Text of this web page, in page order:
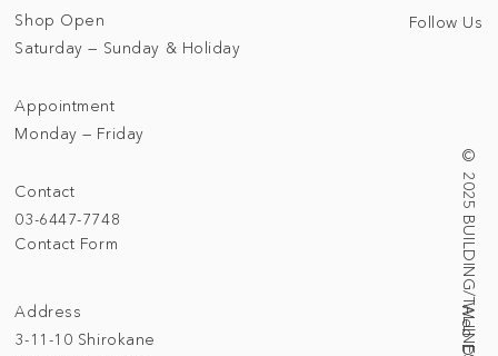
Address
3-11-10 Shirokane
© 2025 BUILDING/TALLNESS LTD.
Contact
03-6447-7748
Contact Form
Shop Open
Saturday — Sunday & Holiday
Appointment
Monday — Friday
Follow Us